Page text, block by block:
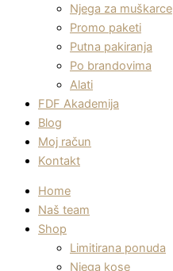
Njega za muškarce
Promo paketi
Putna pakiranja
Po brandovima
Alati
FDF Akademija
Blog
Moj račun
Kontakt
Home
Naš team
Shop
Limitirana ponuda
Njega kose